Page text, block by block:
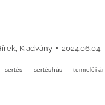
Kiadvány 2024.06.04.
sertés sertéshús termelői ár